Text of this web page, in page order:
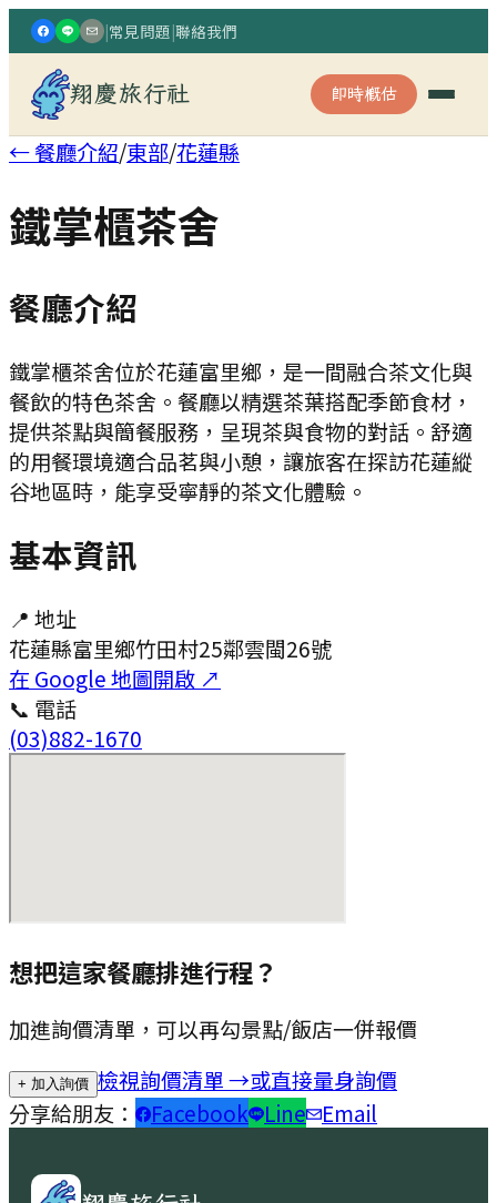
|常見問題|聯絡我們
翔慶旅行社 即時概估
← 餐廳介紹/東部/花蓮縣
鐵掌櫃茶舍
餐廳介紹
鐵掌櫃茶舍位於花蓮富里鄉，是一間融合茶文化與
餐飲的特色茶舍。餐廳以精選茶葉搭配季節食材，
提供茶點與簡餐服務，呈現茶與食物的對話。舒適
的用餐環境適合品茗與小憩，讓旅客在探訪花蓮縱
谷地區時，能享受寧靜的茶文化體驗。
基本資訊
📍 地址
花蓮縣富里鄉竹田村25鄰雲閩26號
在 Google 地圖開啟 ↗
📞 電話
(03)882-1670
想把這家餐廳排進行程？
加進詢價清單，可以再勾景點/飯店一併報價
+ 加入詢價 檢視詢價清單 →或直接量身詢價
分享給朋友：
Facebook Line Email